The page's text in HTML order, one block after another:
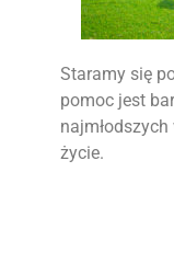
Staramy się
pomoc jest
życie.